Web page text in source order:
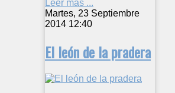
Leer más ...
Martes, 23 Septiembre
2014 12:40
El león de la pradera